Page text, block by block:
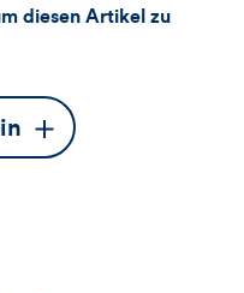
diesen Artikel zu